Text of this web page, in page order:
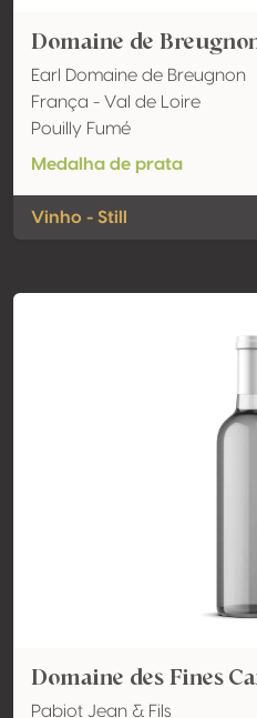
Domaine de
Earl Domaine de Breugnon
França - Val de Loire
Pouilly Fumé
Medalha de prata
Vinho - Still
Domaine des Fines
Pabiot Jean & Fils